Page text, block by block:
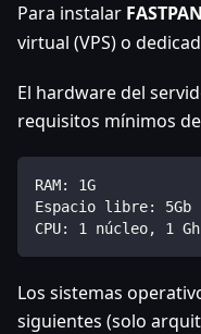
Para instalar
virtual (VPS) o
El hardware del
requisitos mínimos
RAM: 1G
Espacio libre: 5Gb
CPU: 1 núcleo, 1
Los sistemas
siguientes (solo